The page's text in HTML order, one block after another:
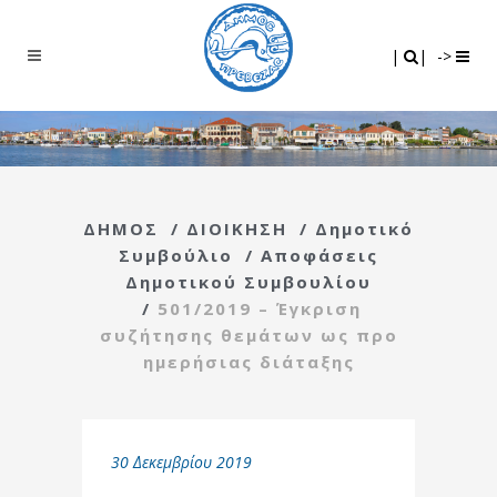
| | ->
ΔΗΜΟΣ / ΔΙΟΙΚΗΣΗ / Δημοτικό
Συμβούλιο
/ Αποφάσεις
Δημοτικού Συμβουλίου
/ 501/2019 – Έγκριση
συζήτησης θεμάτων ως προ
ημερήσιας διάταξης
30 Δεκεμβρίου 2019